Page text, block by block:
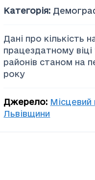
Категорія:
Дані про кількість
працездатному віці
районів станом на
року
Джерело: Місцевий
Львівщини